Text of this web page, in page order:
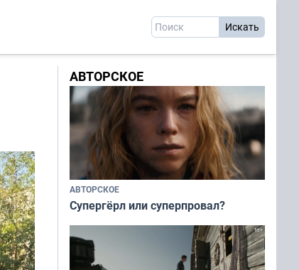
АВТОРСКОЕ
АВТОРСКОЕ
Супергёрл или суперпровал?